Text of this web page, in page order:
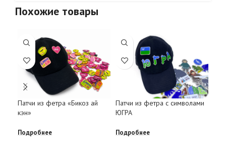
Похожие товары
Патчи из фетра «Бикоз ай
кэн»
Подробнее
Патчи из фетра с символами
ЮГРА
Подробнее